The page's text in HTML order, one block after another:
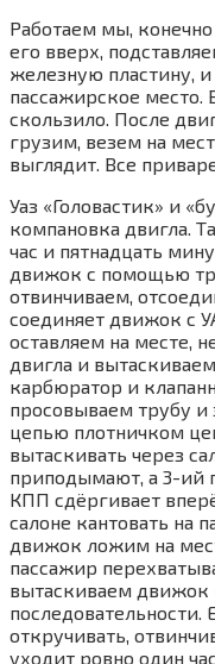
Работаем мы,
его вверх,
железную пластину,
пассажирское место.
скользило. После
грузим, везем на
выглядит. Все
Уаз «Головастик» и
компановка двигла.
час и пятнадцать
движок с помощью
отвинчиваем,
соединяет движок с
оставляем на месте,
двигла и
карбюратор и
просовываем трубу
цепью плотничком
вытаскивать через
приподымают, а 3-ий
КПП сдёргивает
салоне кантовать на
движок ложим на
пассажир
вытаскиваем движок
последовательности.
откручивать,
уходит ровно один